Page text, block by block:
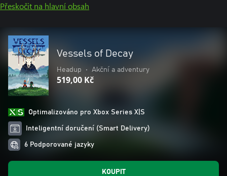
Přeskočit na hlavní obsah
Vessels of Decay
Headup • Akční a adventury
519,00 Kč
Optimalizováno pro Xbox Series X|S
Inteligentní doručení (Smart Delivery)
6 Podporované jazyky
KOUPIT